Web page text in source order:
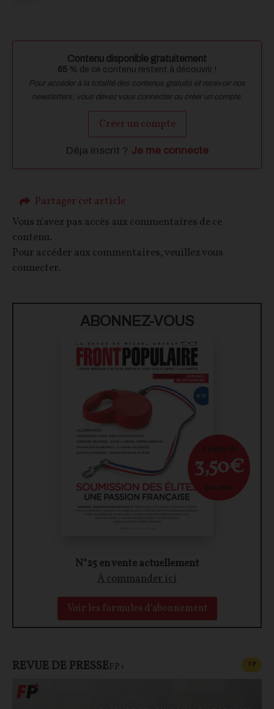
Contenu disponible gratuitement
65 % de ce contenu restent à découvrir !
Pour accéder à la totalité des contenus gratuits et recevoir nos
newsletters, vous devez vous connecter ou créer un compte.
Créer un compte
Déja inscrit ? Je me connecte
Partager cet article
Vous n'avez pas accès aux commentaires de ce
contenu.
Pour accéder aux commentaires, veuillez vous
connecter.
ABONNEZ-VOUS
N°25 en vente actuellement
À commander ici
Voir les formules d'abonnement
À partir de
3,50€
par mois
REVUE DE PRESSEFP+ FP